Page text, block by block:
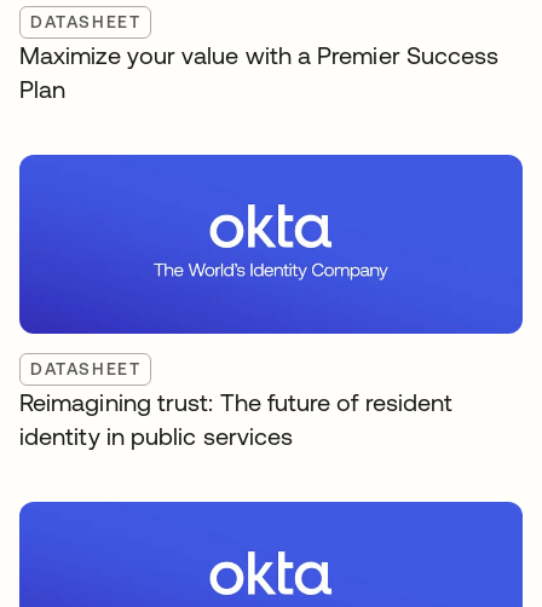
DATASHEET
Maximize your value with a Premier Success
Plan
DATASHEET
Reimagining trust: The future of resident
identity in public services